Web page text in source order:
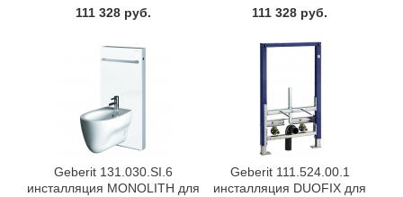
111 328 руб.
111 328 руб.
Geberit 131.030.SI.6
инсталляция MONOLITH для
Geberit 111.524.00.1
инсталляция DUOFIX для